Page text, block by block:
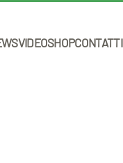
VIDEOSHOPCONTATTI